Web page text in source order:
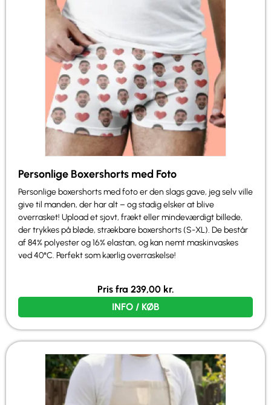
Personlige Boxershorts med Foto
Personlige boxershorts med foto er den slags gave, jeg selv ville
give til manden, der har alt – og stadig elsker at blive
overrasket! Upload et sjovt, frækt eller mindeværdigt billede,
der trykkes på bløde, strækbare boxershorts (S-XL). De består
af 84% polyester og 16% elastan, og kan nemt maskinvaskes
ved 40°C. Perfekt som kærlig overraskelse!
Pris fra 239,00 kr.
INFO / KØB